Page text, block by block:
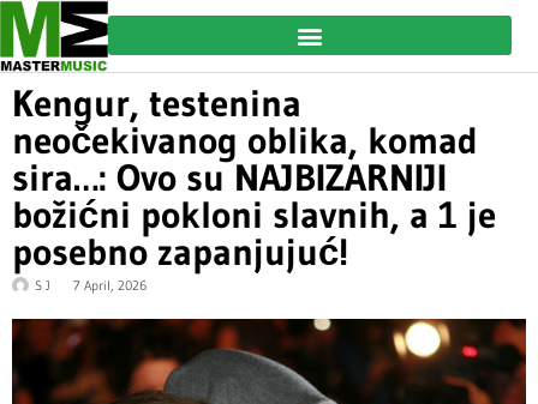
Kengur, testenina
neočekivanog oblika, komad
sira…: Ovo su NAJBIZARNIJI
božićni pokloni slavnih, a 1 je
posebno zapanjujuć!
S J 7 April, 2026